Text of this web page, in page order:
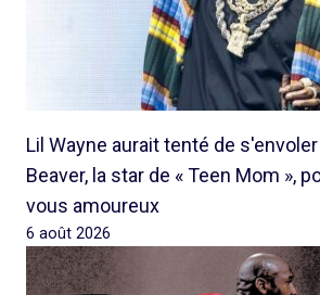
Lil Wayne aurait tenté de
Beaver, la star de « Teen Mom »,
vous amoureux
6 août 2026